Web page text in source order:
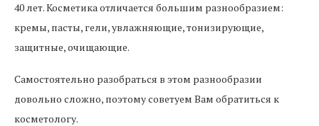
40 лет. Косметика отличается большим разнообразием:
кремы, пасты, гели, увлажняющие, тонизирующие,
защитные, очищающие.
Самостоятельно разобраться в этом разнообразии
довольно сложно, поэтому советуем Вам обратиться к
косметологу.